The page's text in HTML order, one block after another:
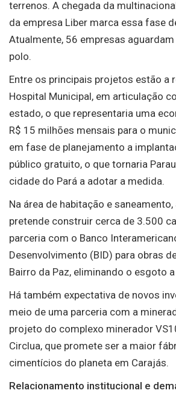
terrenos. A chegada da
da empresa Liber marca essa fase
Atualmente, 56 empresas
polo.
Entre os principais projetos estão a
Hospital Municipal, em articulação
estado, o que representaria uma
R$ 15 milhões mensais para o
em fase de planejamento a
público gratuito, o que tornaria
cidade do Pará a adotar a medida.
Na área de habitação e
pretende construir cerca de 3.500
parceria com o Banco
Desenvolvimento (BID) para obras
Bairro da Paz, eliminando o esgoto
Há também expectativa de novos
meio de uma parceria com a
projeto do complexo minerador
Circlua, que promete ser a maior
cimentícios do planeta em Carajás.
Relacionamento institucional e